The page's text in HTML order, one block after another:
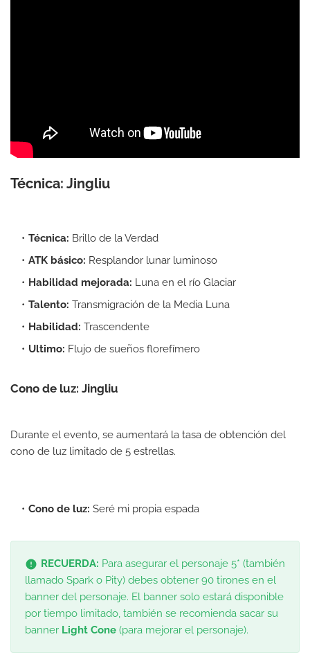
Técnica: Jingliu
Técnica: Brillo de la Verdad
ATK básico: Resplandor lunar luminoso
Habilidad mejorada: Luna en el río Glaciar
Talento: Transmigración de la Media Luna
Habilidad: Trascendente
Ultimo: Flujo de sueños florefímero
Cono de luz: Jingliu
Durante el evento, se aumentará la tasa de obtención del
cono de luz limitado de 5 estrellas.
Cono de luz: Seré mi propia espada
RECUERDA: Para asegurar el personaje 5* (también
llamado Spark o Pity) debes obtener 90 tirones en el
banner del personaje. El banner solo estará disponible
por tiempo limitado, también se recomienda sacar su
banner Light Cone (para mejorar el personaje).